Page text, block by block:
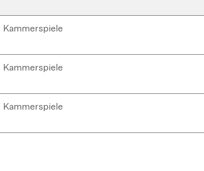
Kammerspiele
Kammerspiele
Kammerspiele